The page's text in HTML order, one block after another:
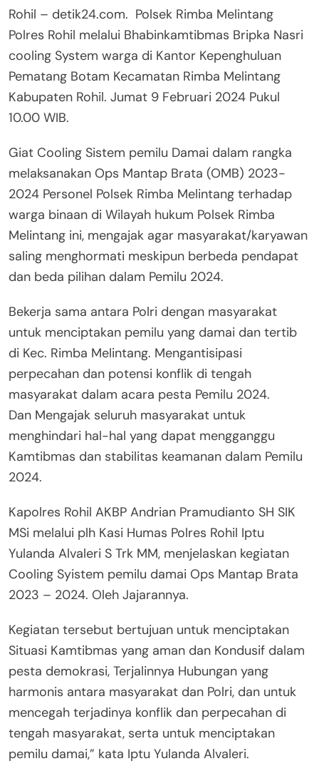
Rohil – detik24.com. Polsek Rimba Melintang
Polres Rohil melalui Bhabinkamtibmas Bripka Nasri
cooling System warga di Kantor Kepenghuluan
Pematang Botam Kecamatan Rimba Melintang
Kabupaten Rohil. Jumat 9 Februari 2024 Pukul
10.00 WIB.
Giat Cooling Sistem pemilu Damai dalam rangka
melaksanakan Ops Mantap Brata (OMB) 2023-
2024 Personel Polsek Rimba Melintang terhadap
warga binaan di Wilayah hukum Polsek Rimba
Melintang ini, mengajak agar masyarakat/karyawan
saling menghormati meskipun berbeda pendapat
dan beda pilihan dalam Pemilu 2024.
Bekerja sama antara Polri dengan masyarakat
untuk menciptakan pemilu yang damai dan tertib
di Kec. Rimba Melintang. Mengantisipasi
perpecahan dan potensi konflik di tengah
masyarakat dalam acara pesta Pemilu 2024.
Dan Mengajak seluruh masyarakat untuk
menghindari hal-hal yang dapat mengganggu
Kamtibmas dan stabilitas keamanan dalam Pemilu
2024.
Kapolres Rohil AKBP Andrian Pramudianto SH SIK
MSi melalui plh Kasi Humas Polres Rohil Iptu
Yulanda Alvaleri S Trk MM, menjelaskan kegiatan
Cooling Syistem pemilu damai Ops Mantap Brata
2023 – 2024. Oleh Jajarannya.
Kegiatan tersebut bertujuan untuk menciptakan
Situasi Kamtibmas yang aman dan Kondusif dalam
pesta demokrasi, Terjalinnya Hubungan yang
harmonis antara masyarakat dan Polri, dan untuk
mencegah terjadinya konflik dan perpecahan di
tengah masyarakat, serta untuk menciptakan
pemilu damai,” kata Iptu Yulanda Alvaleri.